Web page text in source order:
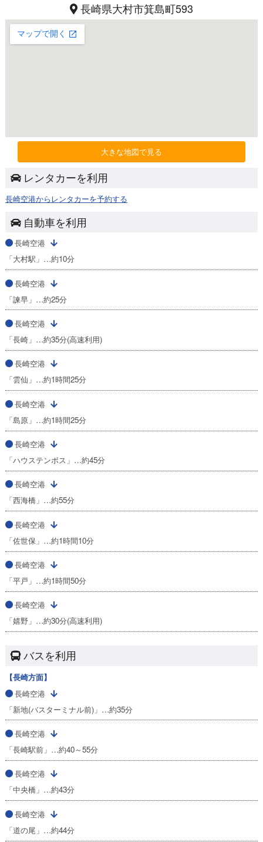
長崎県大村市箕島町593
大きな地図で見る
レンタカーを利用
長崎空港からレンタカーを予約する
自動車を利用
長崎空港
「大村駅」…約10分
長崎空港
「諫早」…約25分
長崎空港
「長崎」…約35分(高速利用)
長崎空港
「雲仙」…約1時間25分
長崎空港
「島原」…約1時間25分
長崎空港
「ハウステンボス」…約45分
長崎空港
「西海橋」…約55分
長崎空港
「佐世保」…約1時間10分
長崎空港
「平戸」…約1時間50分
長崎空港
「嬉野」…約30分(高速利用)
バスを利用
【長崎方面】
長崎空港
「新地(バスターミナル前)」…約35分
長崎空港
「長崎駅前」…約40～55分
長崎空港
「中央橋」…約43分
長崎空港
「道の尾」…約44分